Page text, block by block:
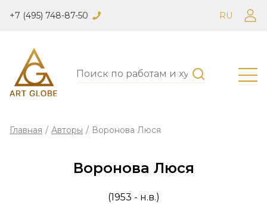
+7 (495) 748-87-50 RU
Главная / Авторы / Воронова Люся
Воронова Люся
(1953 - н.в.)